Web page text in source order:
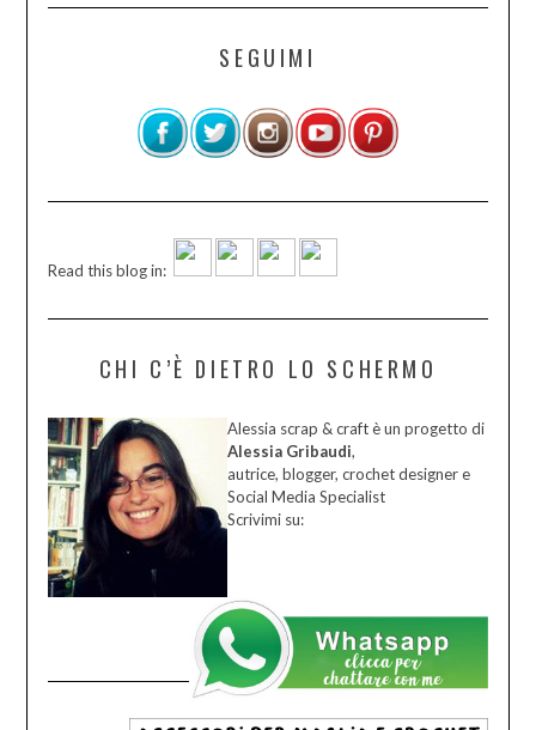
SEGUIMI
Read this blog in:
CHI C’È DIETRO LO SCHERMO
Alessia scrap & craft è un progetto di
Alessia Gribaudi,
autrice, blogger, crochet designer e
Social Media Specialist
Scrivimi su: